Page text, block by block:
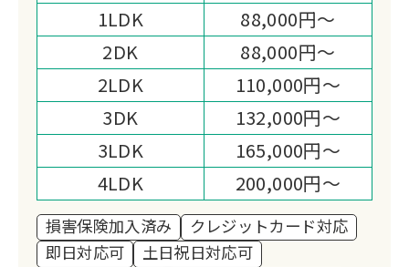
1LDK
88,000円～
2DK
88,000円～
2LDK
110,000円～
3DK
132,000円～
3LDK
165,000円～
4LDK
200,000円～
損害保険加入済み
クレジットカード対応
即日対応可
土日祝日対応可